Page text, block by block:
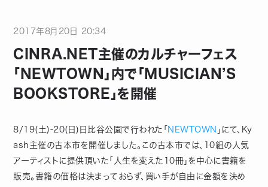
2017年8月 20 日 20:34
CINRA.NET主催のカルチャーフェス
「NEWTOWN」内で「MUSICIAN’S
BOOKSTORE」を開催
8/19(土)-20(日)日比谷公園で行われた「 NEWTOWN 」にて、Ky
ash主催の古本市を開催しました。この古本市では、10組の人気
アーティストに提供頂いた「人生を変えた10冊」を中心に書籍を
販売。書籍の価格は決まっておらず、買い手が自由に金額を決め